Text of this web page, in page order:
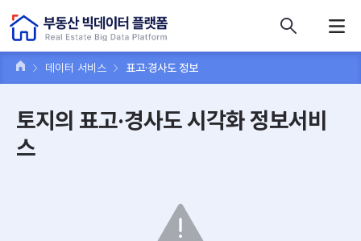
데이터 서비스 표고·경사도 정보
토지의 표고·경사도 시각화 정보서비
스